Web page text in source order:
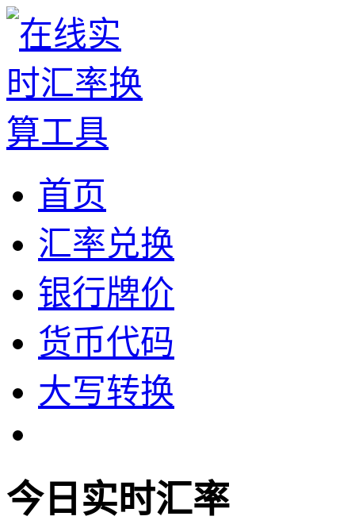
首页
汇率兑换
银行牌价
货币代码
大写转换
今日实时汇率